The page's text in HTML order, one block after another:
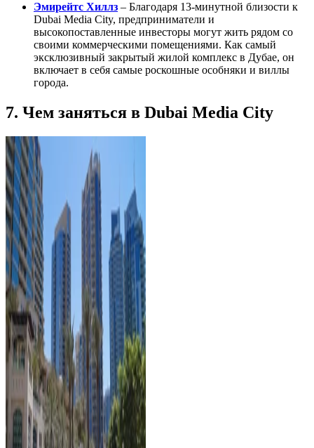
Эмирейтс Хиллз – Благодаря 13-минутной близости к
Dubai Media City, предприниматели и
высокопоставленные инвесторы могут жить рядом со
своими коммерческими помещениями. Как самый
эксклюзивный закрытый жилой комплекс в Дубае, он
включает в себя самые роскошные особняки и виллы
города.
7. Чем заняться в Dubai Media City